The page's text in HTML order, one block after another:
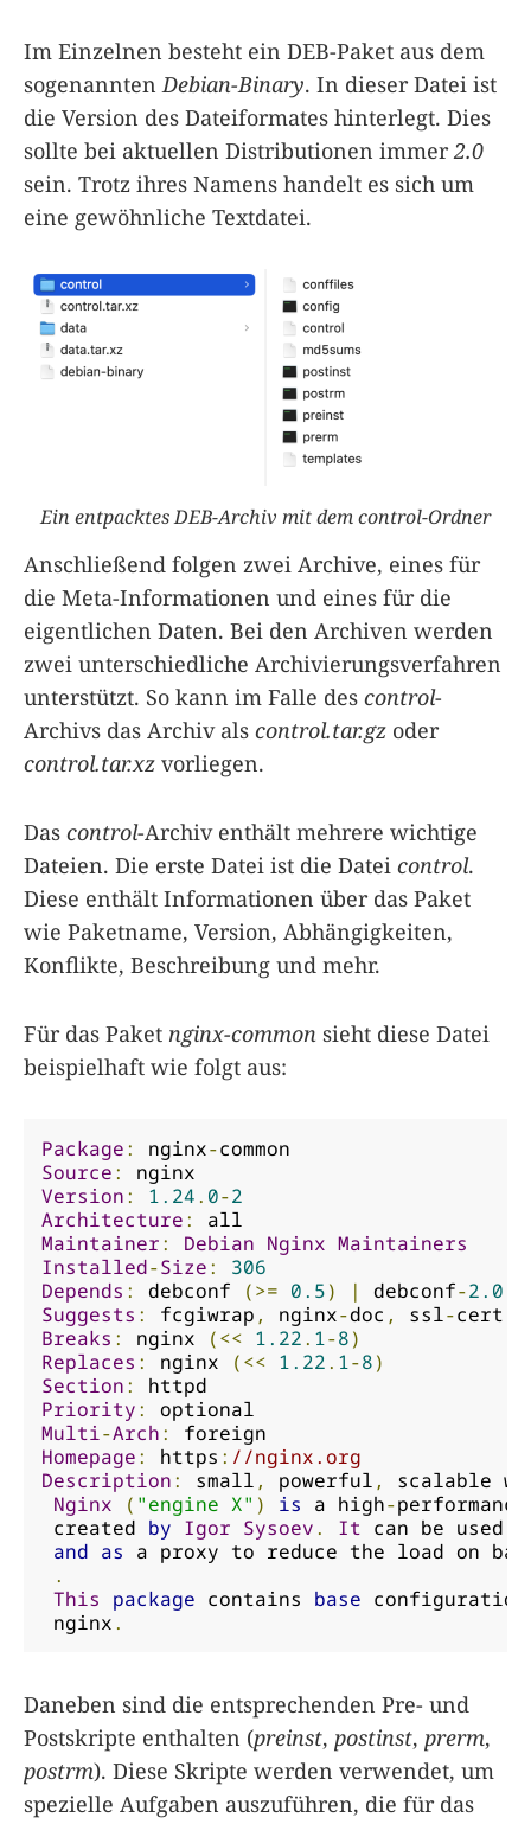
Im Einzelnen besteht ein DEB-Paket aus dem
sogenanntenDebian-Binary. In dieser Datei ist
die Version des Dateiformates hinterlegt. Dies
sollte bei aktuellen Distributionen immer2.0
sein. Trotz ihres Namens handelt es sich um
eine gewöhnliche Textdatei.
Ein entpacktes DEB-Archiv mit dem control-Ordner
Anschließend folgen zwei Archive, eines für
die Meta-Informationen und eines für die
eigentlichen Daten. Bei den Archiven werden
zwei unterschiedliche Archivierungsverfahren
unterstützt. So kann im Falle des control-
Archivs das Archiv als control.tar.gz oder
control.tar.xz vorliegen.
Das control-Archiv enthält mehrere wichtige
Dateien. Die erste Datei ist die Datei control.
Diese enthält Informationen über das Paket
wie Paketname, Version, Abhängigkeiten,
Konflikte, Beschreibung und mehr.
Für das Paket nginx-common sieht diese Datei
beispielhaft wie folgt aus:
Package: nginx-
Source:
Version: 1.24. 0-2
Architecture:
Maintainer: Debian Nginx Maintainers
Installed-Size:
306
Depends : debconf (>= 0.5) | debconf-2.0
Suggests : fcgiwrap , nginx-doc , ssl-
Breaks : nginx (<< 1.22. 1-8)
Replaces : nginx (<< 1.22. 1-8)
Section:
Priority:
Multi-Arch:
Homepage: https : //nginx.org
Description: small , powerful ,
scalable
Nginx
( "engine X" ) is a high-
created by Igor Sysoev. It can be used
and as a proxy to reduce the load on
.
This package contains base
nginx.
Daneben sind die entsprechenden Pre- und
Postskripte enthalten (preinst, postinst, prerm,
postrm). Diese Skripte werden verwendet, um
spezielle Aufgaben auszuführen, die für das